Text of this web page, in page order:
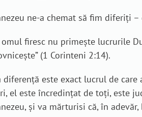
ne-a chemat să fim diferiți
omul firesc nu primește lucrurile
(1 Corinteni 2:14).
diferență este exact lucrul de
el este încredințat de toți, este
și va mărturisi că, în